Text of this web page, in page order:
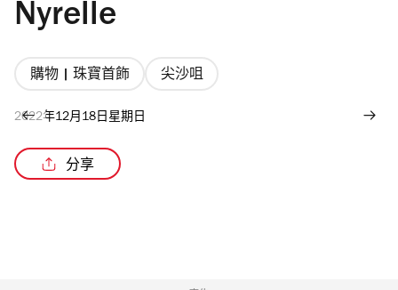
Nyrelle
購物 | 珠寶首飾 尖沙咀
2022年12月18日星期日
分享